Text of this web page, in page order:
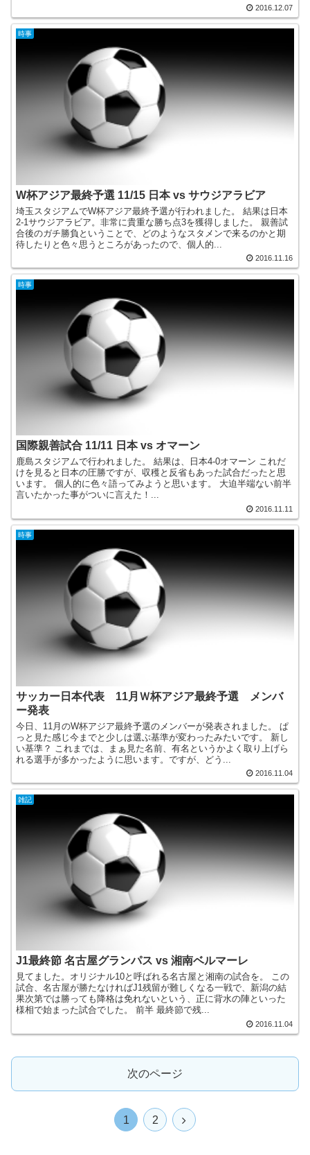
2016.12.07
時事
W杯アジア最終予選 11/15 日本 vs サウジアラビア
埼玉スタジアムでW杯アジア最終予選が行われました。 結果は日本
2-1サウジアラビア。非常に貴重な勝ち点3を獲得しました。 親善試
合後のガチ勝負ということで、どのようなスタメンで来るのかと期
待したりと色々思うところがあったので、個人的...
2016.11.16
時事
国際親善試合 11/11 日本 vs オマーン
鹿島スタジアムで行われました。 結果は、日本4-0オマーン これだ
けを見ると日本の圧勝ですが、収穫と反省もあった試合だったと思
います。 個人的に色々語ってみようと思います。 大迫半端ない前半
言いたかった事がついに言えた！...
2016.11.11
時事
サッカー日本代表 11月Ｗ杯アジア最終予選 メンバ
ー発表
今日、11月のW杯アジア最終予選のメンバーが発表されました。 ぱ
っと見た感じ今までと少しは選ぶ基準が変わったみたいです。 新し
い基準？ これまでは、まぁ見た名前、有名というかよく取り上げら
れる選手が多かったように思います。ですが、どう...
2016.11.04
雑記
J1最終節 名古屋グランパス vs 湘南ベルマーレ
見てました。オリジナル10と呼ばれる名古屋と湘南の試合を。 この
試合、名古屋が勝たなければJ1残留が難しくなる一戦で、新潟の結
果次第では勝っても降格は免れないという、正に背水の陣といった
様相で始まった試合でした。 前半 最終節で残...
2016.11.04
次のページ
1 2